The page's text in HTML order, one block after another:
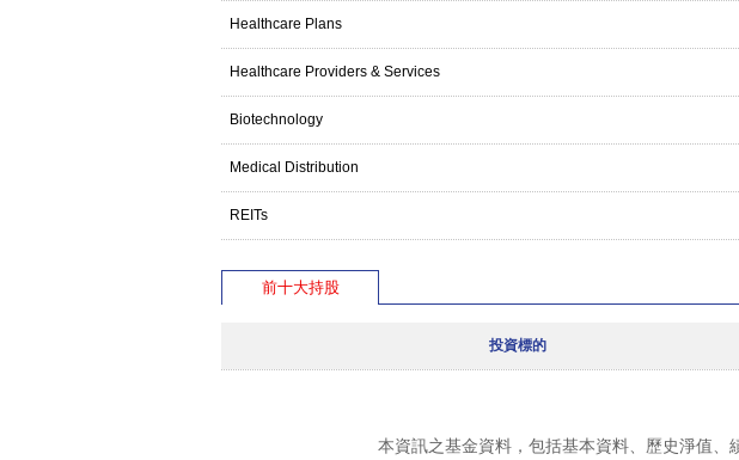
Healthcare Plans
Healthcare Providers & Services
Biotechnology
Medical Distribution
REITs
前十大持股
投資標的
本資訊之基金資料，包括基本資料、歷史淨值